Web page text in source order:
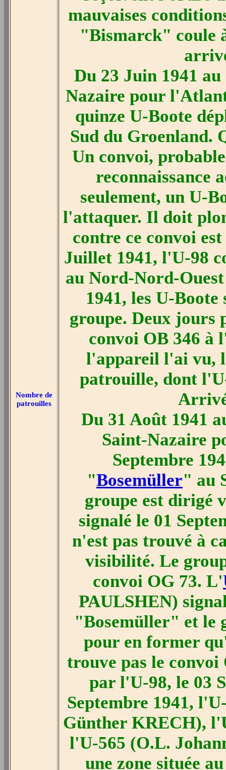
Nombre de
patrouilles
mauvaises
"Bismarck" coule
Du 23 Juin 1941
Nazaire pour
quinze U-Boote
Sud du Groenland.
Un convoi,
reconnaissance
seulement, un U-
l'attaquer. Il doit
contre ce convoi
Juillet 1941, l'U-98
au Nord-Nord-
1941, les U-
groupe. Deux jours
convoi OB 346 à
l'appareil l'ai vu,
patrouille, dont
Du 31 Août 1941
Saint-Nazaire
Septembre
"Bosemüller" au
groupe est dirigé
signalé le 01
n'est pas trouvé à
visibilité. Le
convoi OG 73. L'
PAULSHEN)
"Bosemüller" et le
pour en former
trouve pas le convoi
par l'U-98, le 03
Septembre 1941,
Günther KRECH),
l'U-565 (O.L.
une zone située